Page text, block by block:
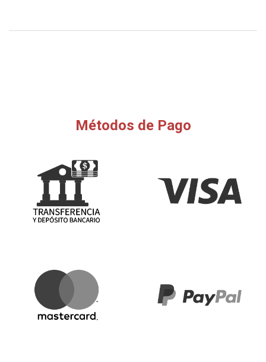
Métodos de Pago